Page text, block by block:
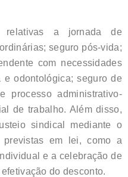
relativas a jornada de
seguro pós-vida;
com necessidades
odontológica; seguro de
processo administrativo-
de trabalho. Além disso,
sindical mediante o
previstas em lei, como a
e a celebração de
do desconto.